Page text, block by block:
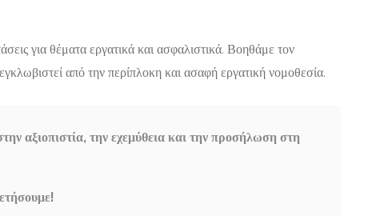
για θέματα εργατικά και ασφαλιστικά. Βοηθάμε τον
από την περίπλοκη και ασαφή εργατική νομοθεσία.
αξιοπιστία, την εχεμύθεια και την προσήλωση στη